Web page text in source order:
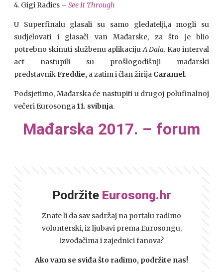
Gigi Radics – See It Through
U Superfinalu glasali su samo gledatelji,a mogli su
sudjelovati i glasači van Mađarske, za što je blio
potrebno skinuti službenu aplikacijuA Dala. Kao interval
act nastupili su prošlogodišnji mađarski
predstavnikFreddie, a zatim i član žirija Caramel.
Podsjetimo, Mađarska će nastupiti u drugoj polufinalnoj
večeri Eurosonga 11. svibnja.
Mađarska 2017. – forum
Podržite Eurosong.hr
Znate li da sav sadržaj na portalu radimo
volonterski, iz ljubavi prema Eurosongu,
izvođačima i zajednici fanova?
Ako vam se sviđa što radimo, podržite nas!